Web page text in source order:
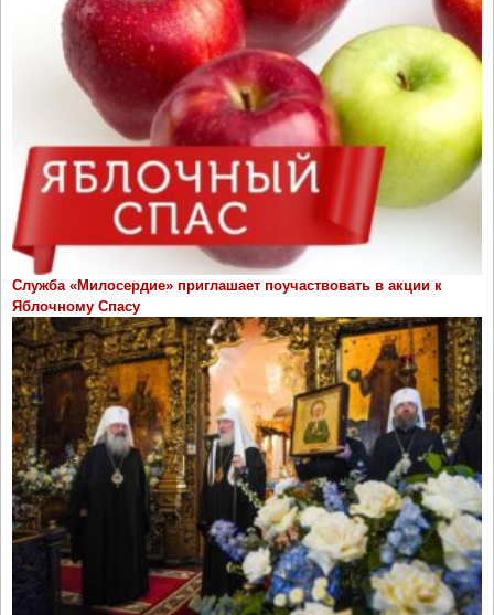
Служба «Милосердие» приглашает поучаствовать в акции к
Яблочному Спасу